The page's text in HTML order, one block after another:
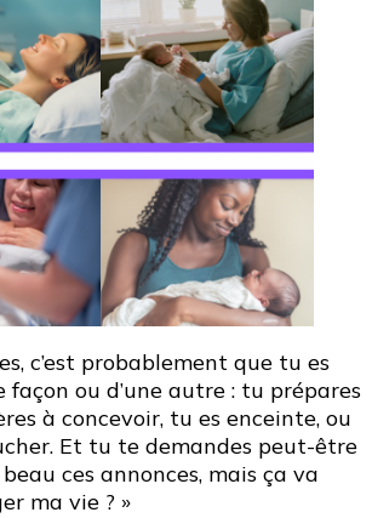
c’est probablement que tu es
façon ou d’une autre : tu prépares
à concevoir, tu es enceinte, ou
Et tu te demandes peut-être
beau ces annonces, mais ça va
ma vie ? »